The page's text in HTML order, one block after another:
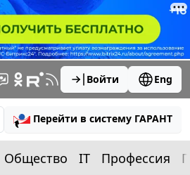
Войти Eng
Перейти в систему ГАРАНТ
Общество IT Профессия